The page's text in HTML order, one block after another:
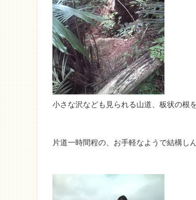
小さな沢なども見られる山道、板状の根
片道一時間程の、お手軽なようで結構し